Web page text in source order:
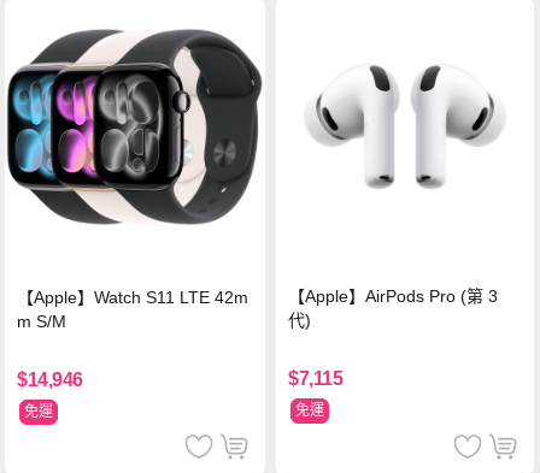
【Apple】Watch S11 LTE 42m
m S/M
$14,946
免運
【Apple】AirPods Pro (第 3
代)
$7,115
免運